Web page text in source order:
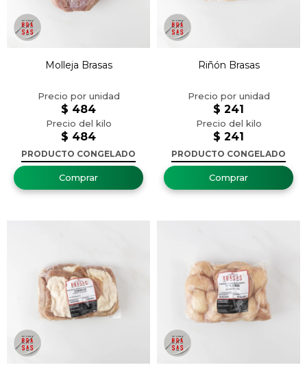
Molleja Brasas
$ 484
$ 484
PRODUCTO CONGELADO
Riñón Brasas
$ 241
$ 241
PRODUCTO CONGELADO